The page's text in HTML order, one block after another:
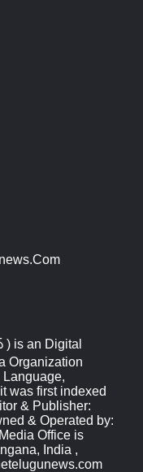
is an Digital
Organization
Language,
was first indexed
& Publisher:
& Operated by:
Office is
India ,